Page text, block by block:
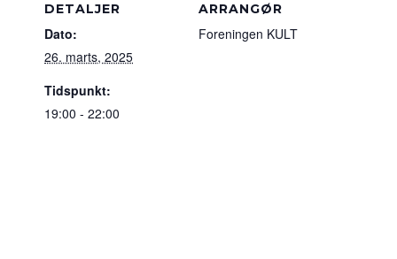
DETALJER
Dato:
26. marts, 2025
Tidspunkt:
19:00 - 22:00
ARRANGØR
Foreningen KULT